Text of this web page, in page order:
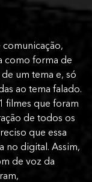
comunicação,
como forma de
um tema e, só
ao tema falado.
filmes que foram
de todos os
que essa
no digital. Assim,
de voz da